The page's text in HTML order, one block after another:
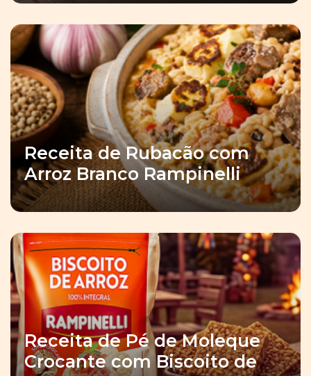
Receita de Rubacão com
Arroz Branco Rampinelli
Receita de Pé de Moleque
Crocante com Biscoito de